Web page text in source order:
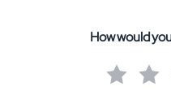
How would